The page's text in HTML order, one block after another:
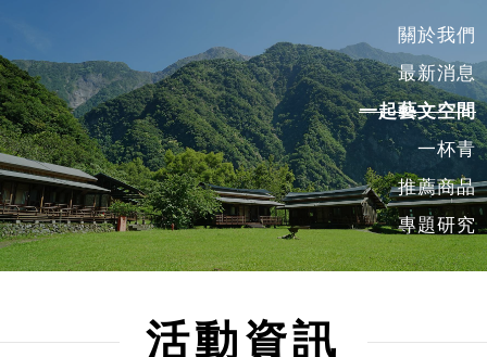
關於我們
最新消息
一起藝文空間
一杯青
推薦商品
專題研究
活動資訊